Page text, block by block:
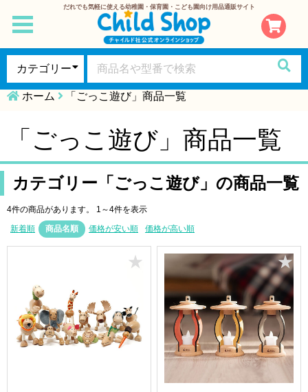
だれでも気軽に使える幼稚園・保育園・こども園向け用品通販サイト
toggle
navigation
ホーム 「ごっこ遊び」商品一覧
「ごっこ遊び」商品一覧
カテゴリー「ごっこ遊び」の商品一覧
4件の商品があります。 1～4件を表示
新着順
商品名順 価格が安い順 価格が高い順
★ ★